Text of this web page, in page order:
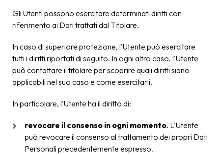
Gli Utenti possono esercitare determinati diritti con
riferimento ai Dati trattati dal Titolare.
In caso di superiore protezione, l'Utente può esercitare
tutti i diritti riportati di seguito. In ogni altro caso, l'Utente
può contattare il titolare per scoprire quali diritti siano
applicabili nel suo caso e come esercitarli.
In particolare, l'Utente ha il diritto di:
revocare il consenso in ogni momento. L'Utente
può revocare il consenso al trattamento dei propri Dati
Personali precedentemente espresso.